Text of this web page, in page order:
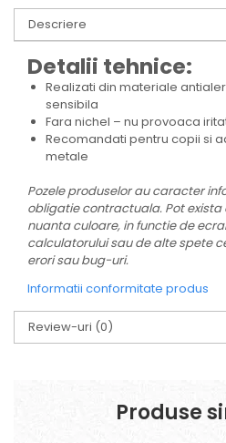
Descriere
Detalii tehnice:
Realizati din materiale
sensibila
Fara nichel – nu provoaca
Recomandati pentru copii si
metale
Pozele produselor au caracter
obligatie contractuala. Pot
nuanta culoare, in functie de
calculatorului sau de alte spete
erori sau bug-uri.
Informatii conformitate produs
Review-uri (0)
Produse